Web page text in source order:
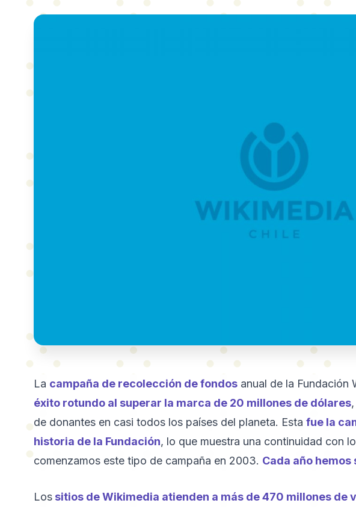
La campaña de recolección de fondos anual de la Fundación
éxito rotundo al superar la marca de 20 millones de dólares
de donantes en casi todos los países del planeta. Esta fue la
historia de la Fundación, lo que muestra una continuidad con
comenzamos este tipo de campaña en 2003. Cada año
Los sitios de Wikimedia atienden a más de 470 millones de